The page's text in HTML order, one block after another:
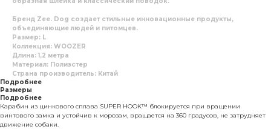
Бренд Zee. Dog создает стильные инновационные продукты,
объединяющие людей и питомцев.
Размер: L
Коллекция: WOOZER
Длина: 1,2 метра
Материал: Полиэстер
Страна производитель: Китай
Подробнее
Размеры
Подробнее
Карабин из цинкового сплава SUPER HOOK™ блокируется при вращении
винтового замка и устойчив к морозам, вращается на 360 градусов, не затрудняет
движение собаки.